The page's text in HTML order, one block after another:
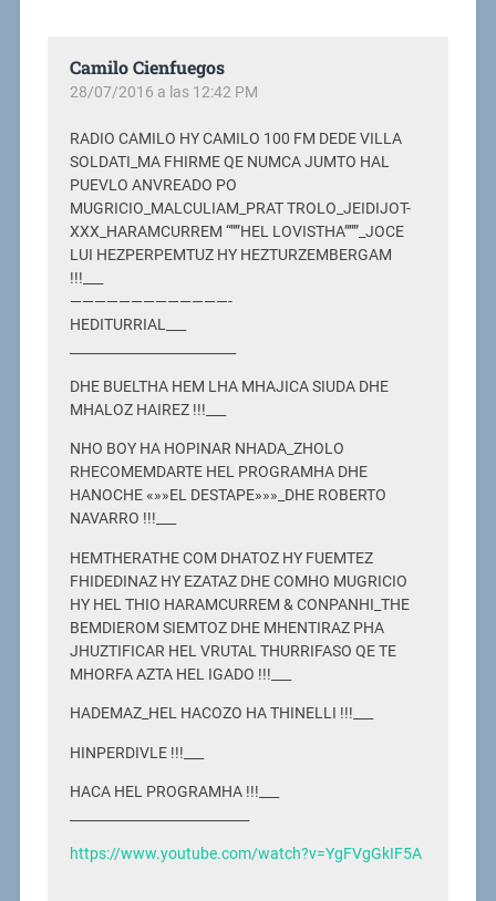
Camilo Cienfuegos
28/07/2016 a las 12:42 PM
RADIO CAMILO HY CAMILO 100 FM DEDE VILLA
SOLDATI_MA FHIRME QE NUMCA JUMTO HAL
PUEVLO ANVREADO PO
MUGRICIO_MALCULIAM_PRAT TROLO_JEIDIJOT-
XXX_HARAMCURREM “””HEL LOVISTHA”””_JOCE
LUI HEZPERPEMTUZ HY HEZTURZEMBERGAM
!!!___
—————————————-
HEDITURRIAL___
DHE BUELTHA HEM LHA MHAJICA SIUDA DHE
MHALOZ HAIREZ !!!___
NHO BOY HA HOPINAR NHADA_ZHOLO
RHECOMEMDARTE HEL PROGRAMHA DHE
HANOCHE «»»EL DESTAPE»»»_DHE ROBERTO
NAVARRO !!!___
HEMTHERATHE COM DHATOZ HY FUEMTEZ
FHIDEDINAZ HY EZATAZ DHE COMHO MUGRICIO
HY HEL THIO HARAMCURREM & CONPANHI_THE
BEMDIEROM SIEMTOZ DHE MHENTIRAZ PHA
JHUZTIFICAR HEL VRUTAL THURRIFASO QE TE
MHORFA AZTA HEL IGADO !!!___
HADEMAZ_HEL HACOZO HA THINELLI !!!___
HINPERDIVLE !!!___
HACA HEL PROGRAMHA !!!___
https://www.youtube.com/watch?v=YgFVgGkIF5A